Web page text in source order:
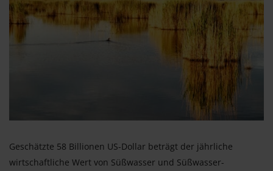
Geschätzte 58 Billionen US-Dollar beträgt der jährliche
wirtschaftliche Wert von Süßwasser und Süßwasser-